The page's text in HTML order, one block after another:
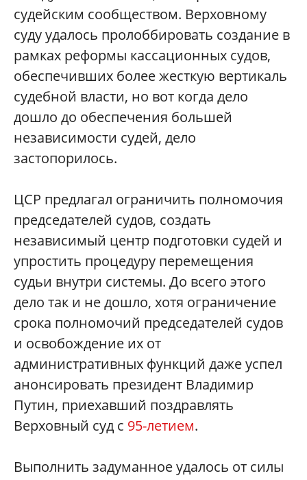
судейским сообществом. Верховному
суду удалось пролоббировать создание в
рамках реформы кассационных судов,
обеспечивших более жесткую вертикаль
судебной власти, но вот когда дело
дошло до обеспечения большей
независимости судей, дело
застопорилось.
ЦСР предлагал ограничить полномочия
председателей судов, создать
независимый центр подготовки судей и
упростить процедуру перемещения
судьи внутри системы. До всего этого
дело так и не дошло, хотя ограничение
срока полномочий председателей судов
и освобождение их от
административных функций даже успел
анонсировать президент Владимир
Путин, приехавший поздравлять
Верховный суд с 95-летием.
Выполнить задуманное удалось от силы